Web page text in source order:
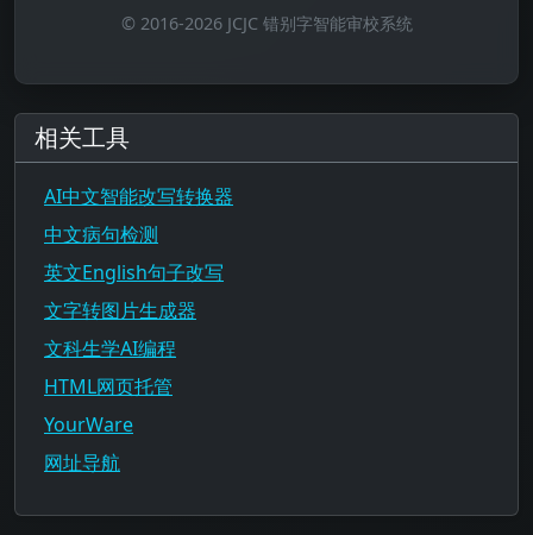
© 2016-2026 JCJC 错别字智能审校系统
相关工具
AI中文智能改写转换器
中文病句检测
英文English句子改写
文字转图片生成器
文科生学AI编程
HTML网页托管
YourWare
网址导航